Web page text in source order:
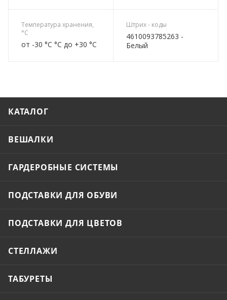
Температура хранения,
°C
от -30 °C °C до +30 °C
Штрих - коды
4610093785263 -
Белый
КАТАЛОГ
ВЕШАЛКИ
ГАРДЕРОБНЫЕ СИСТЕМЫ
ПОДСТАВКИ ДЛЯ ОБУВИ
ПОДСТАВКИ ДЛЯ ЦВЕТОВ
СТЕЛЛАЖИ
ТАБУРЕТЫ